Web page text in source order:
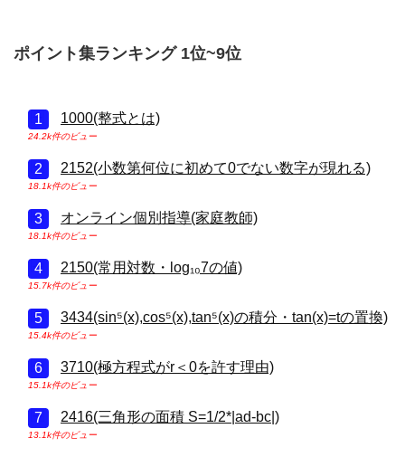
ポイント集ランキング 1位~9位
1000(整式とは)
24.2k件のビュー
2152(小数第何位に初めて0でない数字が現れる)
18.1k件のビュー
オンライン個別指導(家庭教師)
18.1k件のビュー
2150(常用対数・log₁₀7の値)
15.7k件のビュー
3434(sin⁵(x),cos⁵(x),tan⁵(x)の積分・tan(x)=tの置換)
15.4k件のビュー
3710(極方程式がr＜0を許す理由)
15.1k件のビュー
2416(三角形の面積 S=1/2*|ad-bc|)
13.1k件のビュー